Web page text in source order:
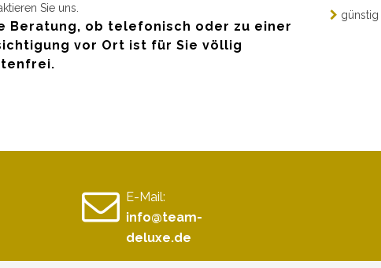
Sie uns.
Beratung, ob telefonisch oder zu einer
vor Ort ist für Sie völlig
günstig
E-Mail:
info@team-
deluxe.de